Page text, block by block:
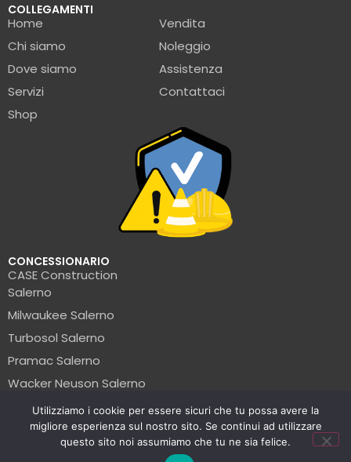
COLLEGAMENTI
Home
Chi siamo
Dove siamo
Servizi
Shop
Vendita
Noleggio
Assistenza
Contattaci
CONCESSIONARIO
CASE Construction
Salerno
Milwaukee Salerno
Turbosol Salerno
Pramac Salerno
Wacker Neuson Salerno
Clark Salerno
© La Formica Edile | P.IVA: 05456560654 | 2025
Utilizziamo i cookie per essere sicuri che tu possa avere la
migliore esperienza sul nostro sito. Se continui ad utilizzare
questo sito noi assumiamo che tu ne sia felice.